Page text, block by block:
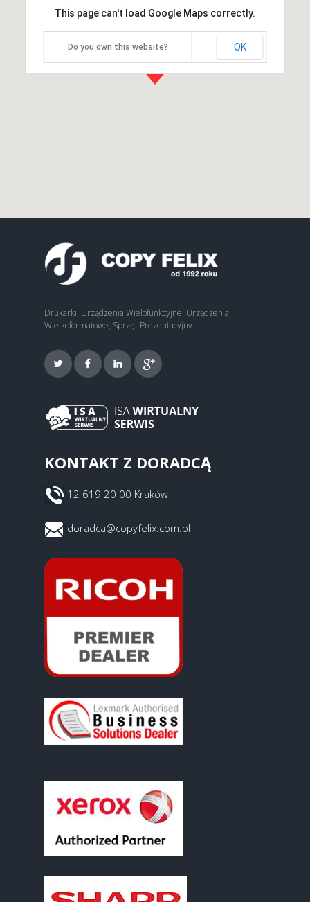
This page can't load Google Maps correctly.
Do you own this website? OK
Drukarki, Urządzenia Wielofunkcyjne, Urządzenia
Wielkoformatowe, Sprzęt Prezentacyjny
KONTAKT Z DORADCĄ
12 619 20 00 Kraków
doradca@copyfelix.com.pl